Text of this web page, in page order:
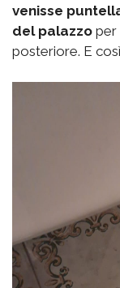
venisse
del palazzo per
posteriore. E